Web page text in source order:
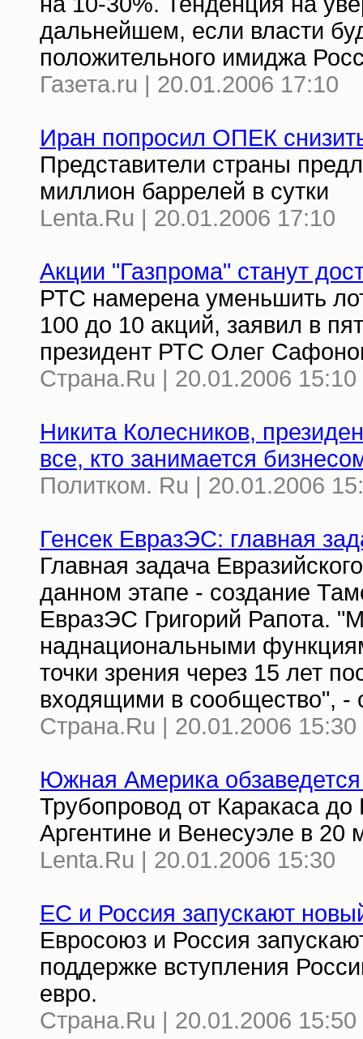
дальнейшем, если власти
положительного имиджа
Газета.ru | 20.01.2006 17:10
Иран попросил ОПЕК
Представители страны
миллион баррелей в сутки
Lenta.Ru | 20.01.2006 17:10
Акции "Газпрома" станут
РТС намерена уменьшить
100 до 10 акций, заявил в
президент РТС Олег
Страна.Ru | 20.01.2006 15:10
Никита Колесников,
все, кто занимается
Политком. Ru | 20.01.2006
Генсек ЕвразЭС: главная
Главная задача
данном этапе - создание
ЕвразЭС Григорий Рапота.
наднациональными
точки зрения через 15 лет
входящими в сообщество", -
Страна.Ru | 20.01.2006 15:30
Южная Америка обзаведется
Трубопровод от Каракаса
Аргентине и Венесуэле в 20
Lenta.Ru | 20.01.2006 15:30
ЕС и Россия запускают
Евросоюз и Россия
поддержке вступления
евро.
Страна.Ru | 20.01.2006 15:50